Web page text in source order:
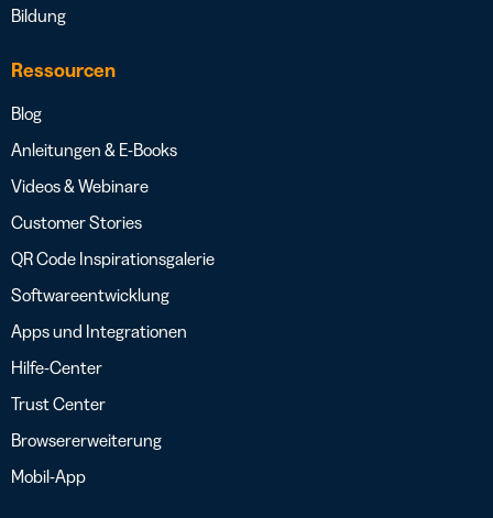
Bildung
Ressourcen
Blog
Anleitungen & E-Books
Videos & Webinare
Customer Stories
QR Code Inspirationsgalerie
Softwareentwicklung
Apps und Integrationen
Hilfe-Center
Trust Center
Browsererweiterung
Mobil-App